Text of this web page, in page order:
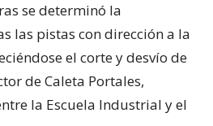
se determinó la
las pistas con dirección a la
el corte y desvío de
de Caleta Portales,
la Escuela Industrial y el